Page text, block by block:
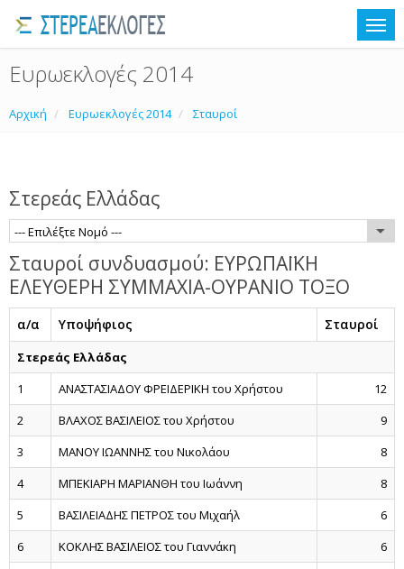
Ευρωεκλογές 2014
Αρχική Ευρωεκλογές 2014 Σταυροί
Στερεάς Ελλάδας
--- Επιλέξτε Νομό ---
Σταυροί συνδυασμού: ΕΥΡΩΠΑΪΚΗ
ΕΛΕΥΘΕΡΗ ΣΥΜΜΑΧΙΑ-ΟΥΡΑΝΙΟ ΤΟΞΟ
α/α Υποψήφιος Σταυροί
Στερεάς Ελλάδας
1
ΑΝΑΣΤΑΣΙΑΔΟΥ ΦΡΕΙΔΕΡΙΚΗ του Χρήστου
12
2
ΒΛΑΧΟΣ ΒΑΣΙΛΕΙΟΣ του Χρήστου
9
3
ΜΑΝΟΥ ΙΩΑΝΝΗΣ του Νικολάου
8
4
ΜΠΕΚΙΑΡΗ ΜΑΡΙΑΝΘΗ του Ιωάννη
8
5
ΒΑΣΙΛΕΙΑΔΗΣ ΠΕΤΡΟΣ του Μιχαήλ
6
6
ΚΟΚΛΗΣ ΒΑΣΙΛΕΙΟΣ του Γιαννάκη
6